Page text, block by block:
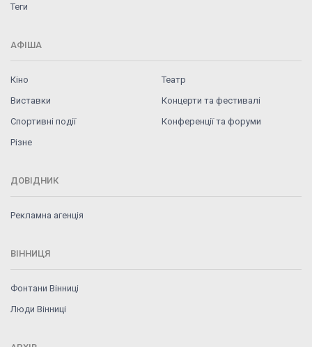
Теги
АФІША
Кіно
Театр
Виставки
Концерти та фестивалі
Спортивні події
Конференції та форуми
Різне
ДОВІДНИК
Рекламна агенція
ВІННИЦЯ
Фонтани Вінниці
Люди Вінниці